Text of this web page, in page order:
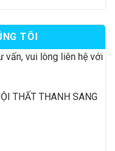
TÔI
vấn, vui lòng liên hệ với
THẤT THANH SANG